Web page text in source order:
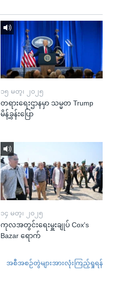
၁၅ မတ္၊ ၂၀၂၅
တရားရေးဌာနမှာ သမ္မတ Trump
မိန့်ခွန်းပြော
၁၄ မတ္၊ ၂၀၂၅
ကုလအတွင်းရေးမှူးချုပ် Cox's
Bazar ရောက်
အစီအစဉ်တွဲများအားလုံးကြည့်ရှုရန်